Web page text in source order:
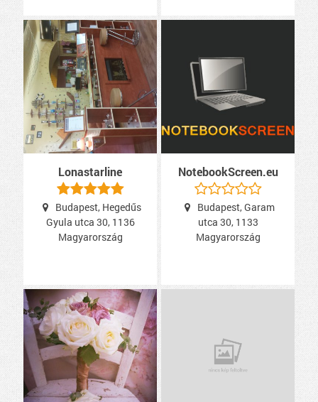
Lonastarline
Budapest, Hegedűs
Gyula utca 30, 1136
Magyarország
NotebookScreen.eu
Budapest, Garam
utca 30, 1133
Magyarország